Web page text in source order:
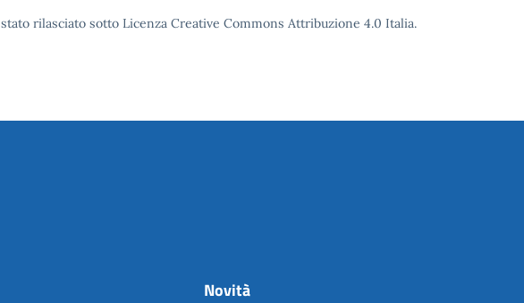
rilasciato sotto Licenza Creative Commons Attribuzione 4.0 Italia.
Novità